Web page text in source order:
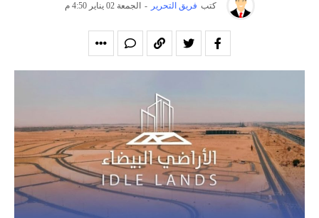
كتب فريق التحرير - الجمعة 02 يناير 4:50 م